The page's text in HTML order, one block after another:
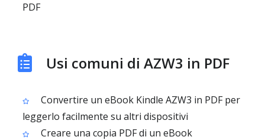
PDF
Usi comuni di AZW3 in PDF
Convertire un eBook Kindle AZW3 in PDF per
leggerlo facilmente su altri dispositivi
Creare una copia PDF di un eBook